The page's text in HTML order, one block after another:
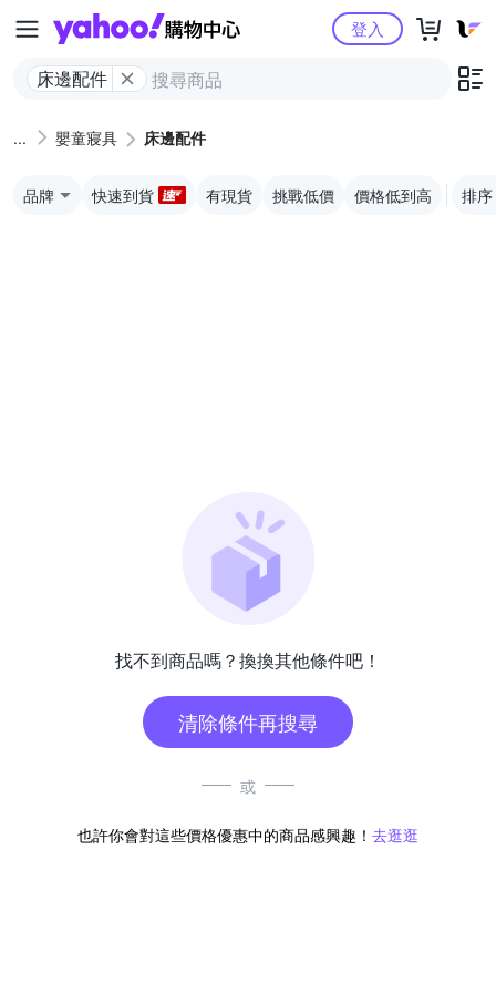
Yahoo購物中心
床邊配件
登入
嬰童寢具 床邊配件
品牌 快速到貨 有現貨 挑戰低價 價格低到高 排序
找不到商品嗎？換換其他條件吧！
清除條件再搜尋
或
也許你會對這些價格優惠中的商品感興趣！ 去逛逛